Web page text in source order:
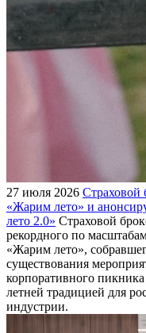
27 июля 2026 Страховой
«Жарим лето» и
лето 2.0» Страховой
рекордного по
«Жарим лето»,
существования
корпоративного
летней традицией для
индустрии.